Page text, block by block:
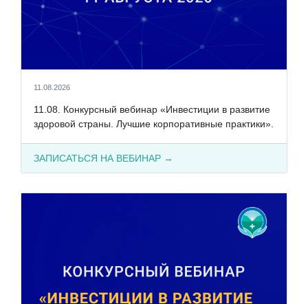
11.08.2026
11.08. Конкурсный вебинар «Инвестиции в развитие
здоровой страны. Лучшие корпоративные практики».
ЗАПИСАТЬСЯ НА ВЕБИНАР →